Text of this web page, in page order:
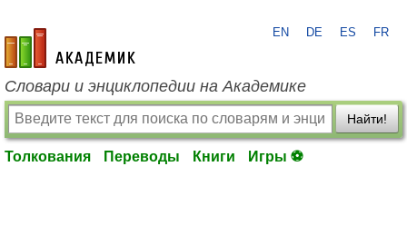
academic.ru
EN DE ES FR
Словари и энциклопедии на Академике
Найти!
Толкования Переводы Книги Игры ⚽